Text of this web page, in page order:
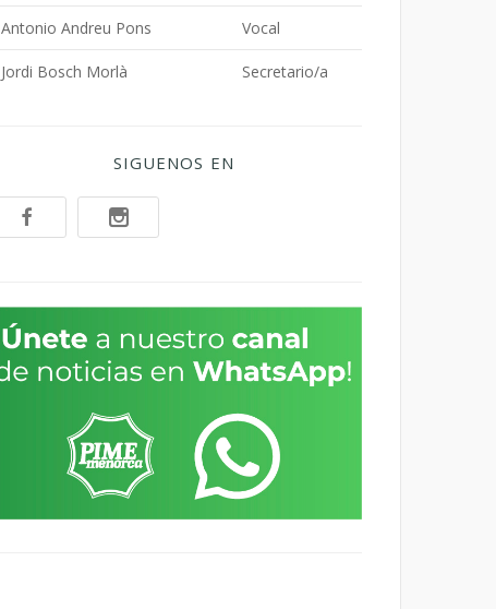
Antonio Andreu Pons Vocal
Jordi Bosch Morlà Secretario/a
SIGUENOS EN